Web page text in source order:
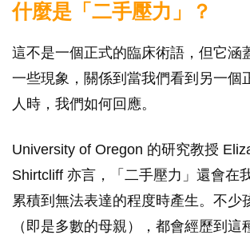
什麼是「二手壓力」？
這不是一個正式的臨床術語，但它涵
一些現象，關係到當我們看到另一個
人時，我們如何回應。
University of Oregon 的研究教授
Shirtcliff 亦言，「二手壓力」還會在
累積到無法表達的程度時產生。不少
（即是多數的母親），都會經歷到這